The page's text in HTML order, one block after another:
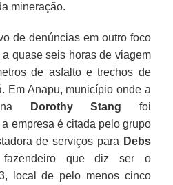
mineração.
de denúncias em outro foco
a quase seis horas de viagem
de asfalto e trechos de
Em Anapu, município onde a
Dorothy Stang foi
empresa é citada pelo grupo
de serviços para Debs
que diz ser o
local de pelo menos cinco